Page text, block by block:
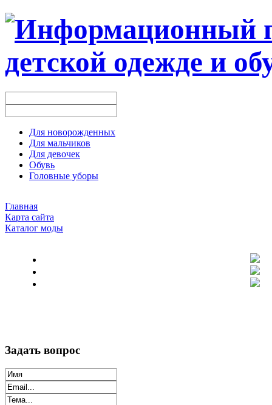
Для новорожденных
Для мальчиков
Для девочек
Обувь
Головные уборы
Главная
Карта сайта
Каталог моды
Задать вопрос